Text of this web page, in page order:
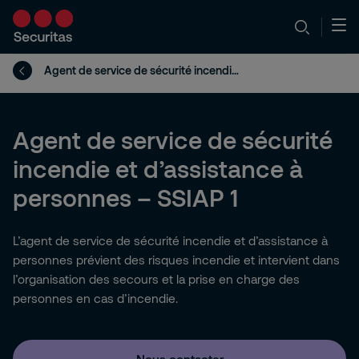
Agent de service de sécurité incendie et d’assistance à personnes – SSIAP 1
Agent de service de sécurité
incendie et d’assistance à
personnes – SSIAP 1
L’agent de service de sécurité incendie et d’assistance à
personnes prévient des risques incendie et intervient dans
l’organisation des secours et la prise en charge des
personnes en cas d’incendie.